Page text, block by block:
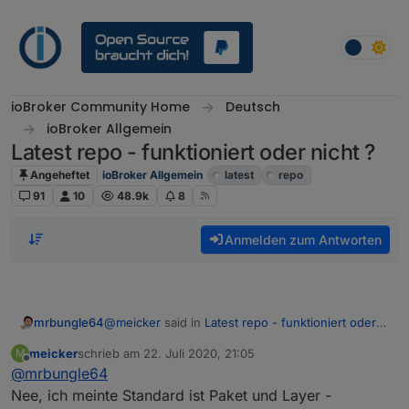
ioBroker Community Home
Deutsch
ioBroker Allgemein
Latest repo - funktioniert oder nicht ?
Angeheftet ioBroker Allgemein latest
repo
91
10 48.9k 8
Anmelden zum Antworten
mrbungle64@meicker said in Latest repo - funktioniert oder
das witzige is - Paketbeschleunigung kurz
Mit dem 3. meinst Du "Ingress-Shaping aktiv"?
M
Offline
meickerschrieb am 22. Juli 2020, 21:05
zuletzt editiert von
@mrbungle64
Nee, ich meinte Standard ist Paket und Layer -